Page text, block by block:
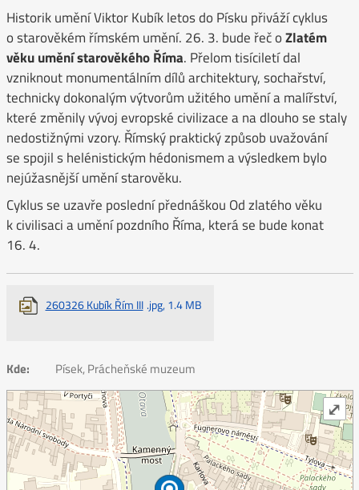
Historik umění Viktor Kubík letos do Písku přiváží cyklus
o starověkém římském umění. 26. 3. bude řeč oZlatém
věku umění starověkého Říma. Přelom tisíciletí dal
vzniknout monumentálním dílů architektury, sochařství,
technicky dokonalým výtvorům užitého umění a malířství,
které změnily vývoj evropské civilizace a na dlouho se staly
nedostižnými vzory. Římský praktický způsob uvažování
se spojil s helénistickým hédonismem a výsledkem bylo
nejúžasnější umění starověku.
Cyklus se uzavře poslední přednáškou Od zlatého věku
k civilisaci a umění pozdního Říma, která se bude konat
16. 4.
260326 Kubík Řím III .jpg, 1.4 MB
Kde: Písek, Prácheňské muzeum
⤢